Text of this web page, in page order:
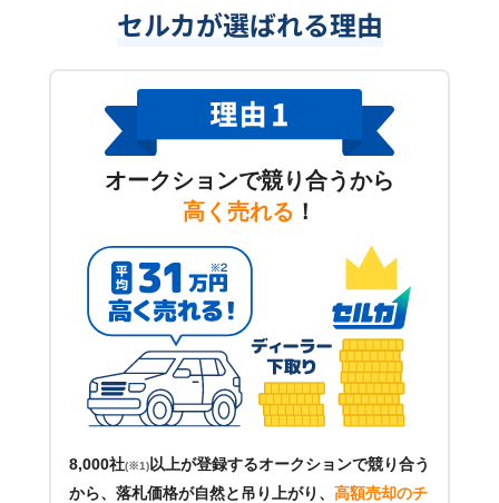
セルカが選ばれる理由
オークションで競り合うから
高く売れる ！
8,000社(※1) 以上が登録するオークションで競り合う
から、落札価格が自然と吊り上がり、 高額売却のチ